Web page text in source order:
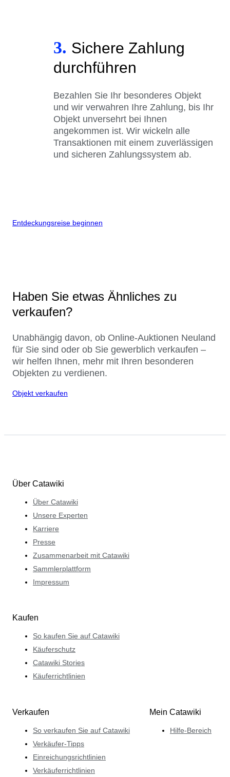
3. Sichere Zahlung
durchführen
Bezahlen Sie Ihr besonderes Objekt
und wir verwahren Ihre Zahlung, bis Ihr
Objekt unversehrt bei Ihnen
angekommen ist. Wir wickeln alle
Transaktionen mit einem zuverlässigen
und sicheren Zahlungssystem ab.
Entdeckungsreise beginnen
Haben Sie etwas Ähnliches zu
verkaufen?
Unabhängig davon, ob Online-Auktionen Neuland
für Sie sind oder ob Sie gewerblich verkaufen –
wir helfen Ihnen, mehr mit Ihren besonderen
Objekten zu verdienen.
Objekt verkaufen
Über Catawiki
Über Catawiki
Unsere Experten
Karriere
Presse
Zusammenarbeit mit Catawiki
Sammlerplattform
Impressum
Kaufen
So kaufen Sie auf Catawiki
Käuferschutz
Catawiki Stories
Käuferrichtlinien
Verkaufen
So verkaufen Sie auf Catawiki
Verkäufer-Tipps
Einreichungsrichtlinien
Verkäuferrichtlinien
Mein Catawiki
Hilfe-Bereich